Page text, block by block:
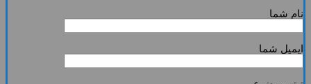
نام شما
ایمیل شما